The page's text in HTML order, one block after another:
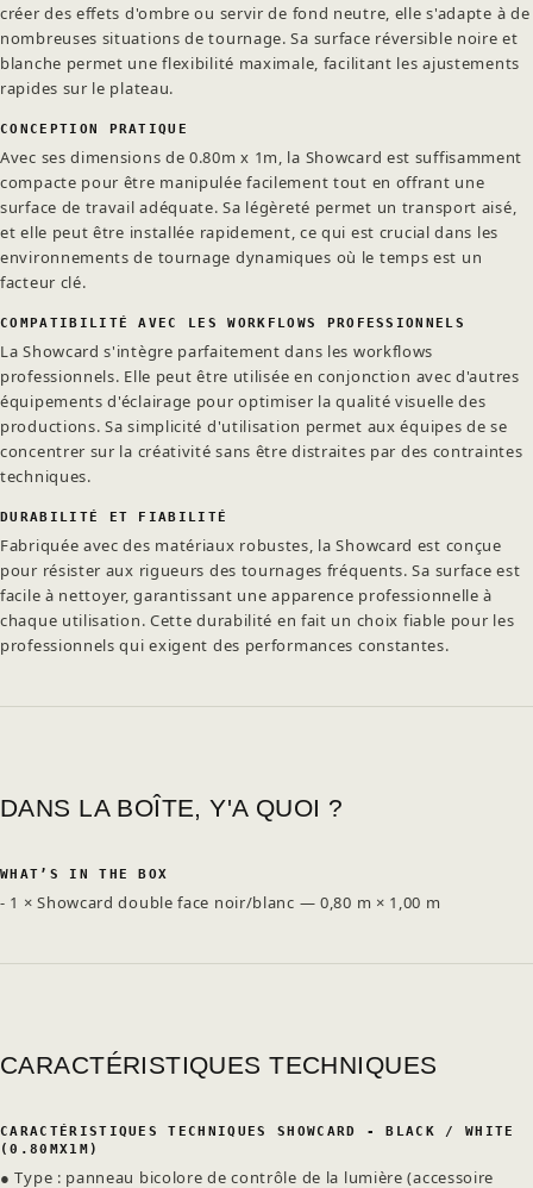
créer des effets d'ombre ou servir de fond neutre, elle s'adapte à de
nombreuses situations de tournage. Sa surface réversible noire et
blanche permet une flexibilité maximale, facilitant les ajustements
rapides sur le plateau.
CONCEPTION PRATIQUE
Avec ses dimensions de 0.80m x 1m, la Showcard est suffisamment
compacte pour être manipulée facilement tout en offrant une
surface de travail adéquate. Sa légèreté permet un transport aisé,
et elle peut être installée rapidement, ce qui est crucial dans les
environnements de tournage dynamiques où le temps est un
facteur clé.
COMPATIBILITÉ AVEC LES WORKFLOWS PROFESSIONNELS
La Showcard s'intègre parfaitement dans les workflows
professionnels. Elle peut être utilisée en conjonction avec d'autres
équipements d'éclairage pour optimiser la qualité visuelle des
productions. Sa simplicité d'utilisation permet aux équipes de se
concentrer sur la créativité sans être distraites par des contraintes
techniques.
DURABILITÉ ET FIABILITÉ
Fabriquée avec des matériaux robustes, la Showcard est conçue
pour résister aux rigueurs des tournages fréquents. Sa surface est
facile à nettoyer, garantissant une apparence professionnelle à
chaque utilisation. Cette durabilité en fait un choix fiable pour les
professionnels qui exigent des performances constantes.
DANS LA BOÎTE, Y'A QUOI ?
WHAT’S IN THE BOX
- 1 × Showcard double face noir/blanc — 0,80 m × 1,00 m
CARACTÉRISTIQUES TECHNIQUES
CARACTÉRISTIQUES TECHNIQUES SHOWCARD - BLACK / WHITE
(0.80MX1M)
● Type : panneau bicolore de contrôle de la lumière (accessoire